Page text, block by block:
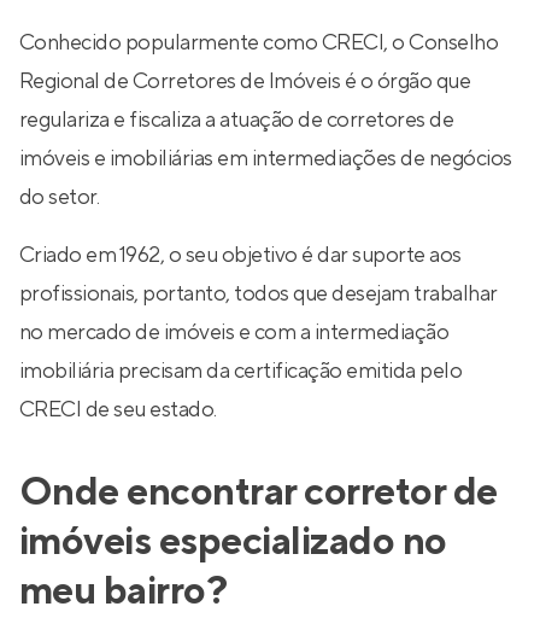
Conhecido popularmente como CRECI, o Conselho
Regional de Corretores de Imóveis é o órgão que
regulariza e fiscaliza a atuação de corretores de
imóveis e imobiliárias em intermediações de negócios
do setor.
Criado em 1962, o seu objetivo é dar suporte aos
profissionais, portanto, todos que desejam trabalhar
no mercado de imóveis e com a intermediação
imobiliária precisam da certificação emitida pelo
CRECI de seu estado.
Onde encontrar corretor de
imóveis especializado no
meu bairro?